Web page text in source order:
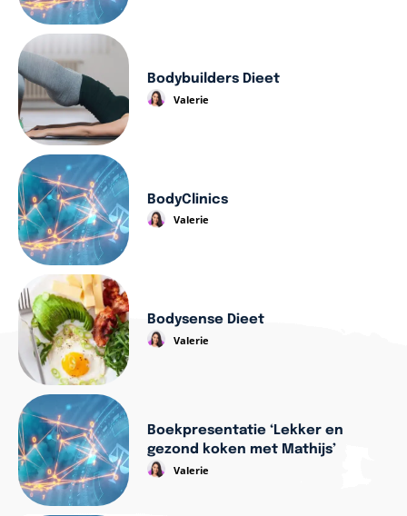
Bodybuilders Dieet
Valerie
BodyClinics
Valerie
Bodysense Dieet
Valerie
Boekpresentatie ‘Lekker en
gezond koken met Mathijs’
Valerie